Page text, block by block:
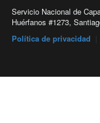
Servicio Nacional de
Huérfanos #1273,
Política de privacidad